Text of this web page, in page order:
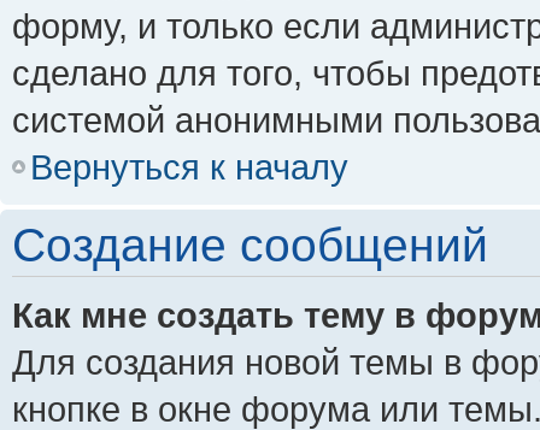
форму, и только если
сделано для того, чтобы
системой анонимными
Вернуться к началу
Создание сообщений
Как мне создать тему в
Для создания новой темы в
кнопке в окне форума или